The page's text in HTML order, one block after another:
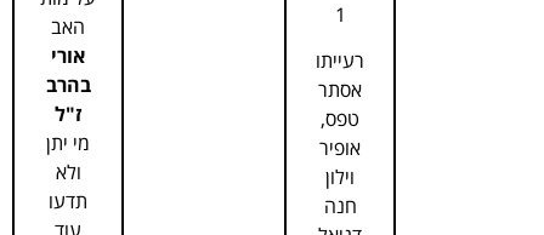
1
רעייתו
אסתר
טפס,
אופיר
וילון
חנה
האב
אורי
בהרב
ז"ל
מי יתן
ולא
תדעו